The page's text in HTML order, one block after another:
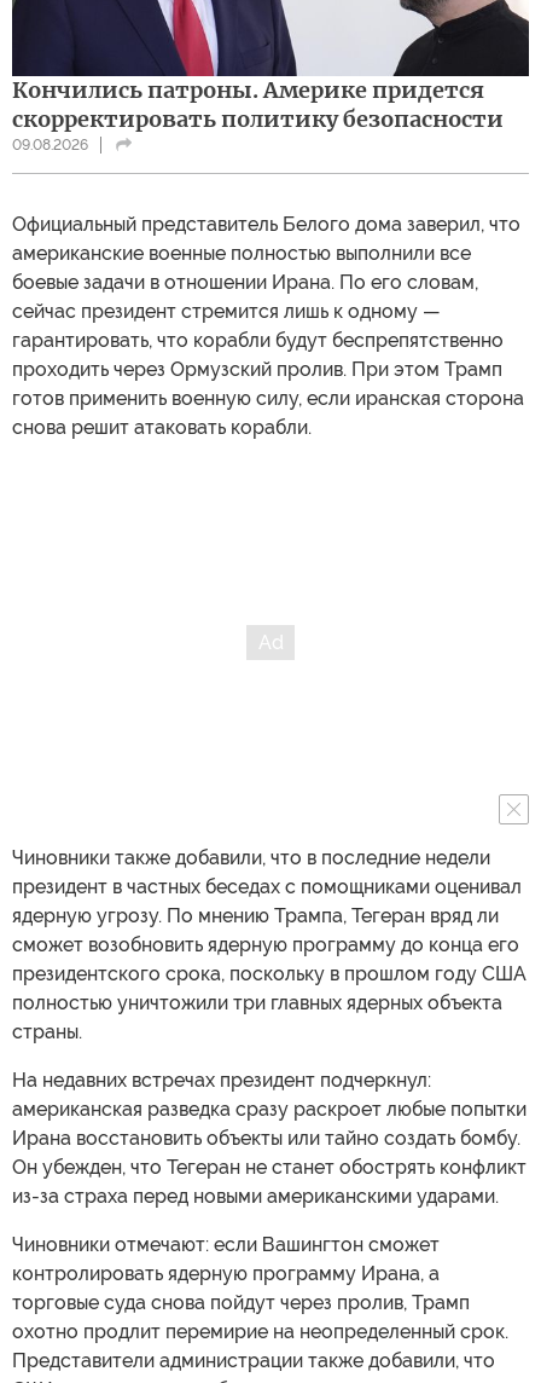
Кончились патроны. Америке придется
скорректировать политику безопасности
09.08.2026
Официальный представитель Белого дома заверил, что
американские военные полностью выполнили все
боевые задачи в отношении Ирана. По его словам,
сейчас президент стремится лишь к одному —
гарантировать, что корабли будут беспрепятственно
проходить через Ормузский пролив. При этом Трамп
готов применить военную силу, если иранская сторона
снова решит атаковать корабли.
Чиновники также добавили, что в последние недели
президент в частных беседах с помощниками оценивал
ядерную угрозу. По мнению Трампа, Тегеран вряд ли
сможет возобновить ядерную программу до конца его
президентского срока, поскольку в прошлом году США
полностью уничтожили три главных ядерных объекта
страны.
На недавних встречах президент подчеркнул:
американская разведка сразу раскроет любые попытки
Ирана восстановить объекты или тайно создать бомбу.
Он убежден, что Тегеран не станет обострять конфликт
из-за страха перед новыми американскими ударами.
Чиновники отмечают: если Вашингтон сможет
контролировать ядерную программу Ирана, а
торговые суда снова пойдут через пролив, Трамп
охотно продлит перемирие на неопределенный срок.
Представители администрации также добавили, что